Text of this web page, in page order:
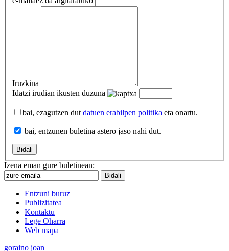
Iruzkina
Idatzi irudian ikusten duzuna
bai, ezagutzen dut datuen erabilpen politika eta onartu.
bai, entzunen buletina astero jaso nahi dut.
Izena eman gure buletinean:
Entzuni buruz
Publizitatea
Kontaktu
Lege Oharra
Web mapa
goraino joan